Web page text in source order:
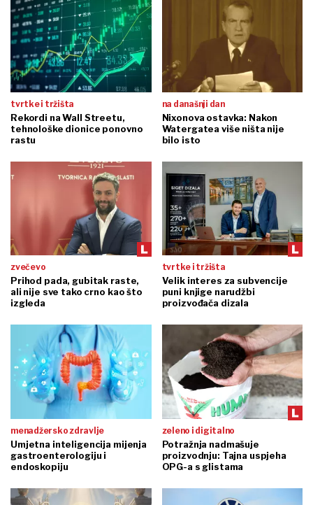
tvrtke i tržišta
Rekordi na Wall Streetu,
tehnološke dionice ponovno
rastu
na današnji dan
Nixonova ostavka: Nakon
Watergatea više ništa nije
bilo isto
zvečevo
Prihod pada, gubitak raste,
ali nije sve tako crno kao što
izgleda
tvrtke i tržišta
Velik interes za subvencije
puni knjige narudžbi
proizvođača dizala
menadžersko zdravlje
Umjetna inteligencija mijenja
gastroenterologiju i
endoskopiju
zeleno i digitalno
Potražnja nadmašuje
proizvodnju: Tajna uspjeha
OPG-a s glistama